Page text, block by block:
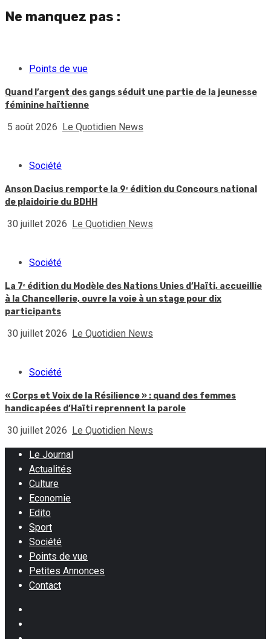
Ne manquez pas :
Points de vue
Quand l’argent des gangs séduit une partie de la jeunesse
féminine haïtienne
5 août 2026 Le Quotidien News
Société
Anson Dacius remporte la 9ᵉ édition du Concours national
de plaidoirie du BDHH
30 juillet 2026 Le Quotidien News
Société
La 7ᵉ édition du Modèle des Nations Unies d’Haïti, accueillie
à la Chancellerie, ouvre la voie à un stage pour dix
participants
30 juillet 2026 Le Quotidien News
Société
« Corps et Voix de la Résilience » : quand des femmes
handicapées d’Haïti reprennent la parole
30 juillet 2026 Le Quotidien News
Le Journal
Actualités
Culture
Economie
Edito
Sport
Société
Points de vue
Petites Annonces
Contact